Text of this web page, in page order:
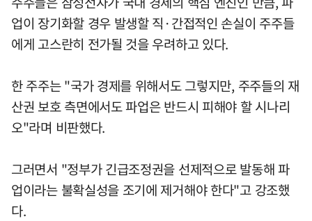
업이 장기화할 경우 발생할 직·간접적인 손실이 주주들
에게 고스란히 전가될 것을 우려하고 있다.
한 주주는 "국가 경제를 위해서도 그렇지만, 주주들의 재
산권 보호 측면에서도 파업은 반드시 피해야 할 시나리
오"라며 비판했다.
그러면서 "정부가 긴급조정권을 선제적으로 발동해 파
업이라는 불확실성을 조기에 제거해야 한다"고 강조했
다.